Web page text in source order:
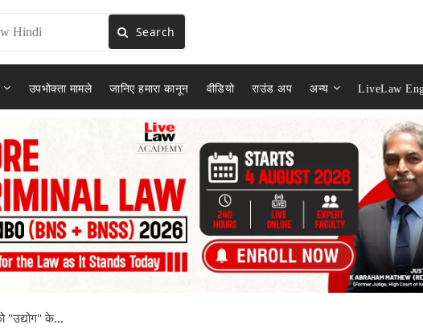
Search
उपभोक्ता मामले जानिए हमारा कानून वीडियो राउंड अप अन्य LiveLaw
"उद्योग" के...